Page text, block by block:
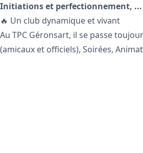
Initiations et perfectionnement, ...
🔥 Un club dynamique et vivant
Au TPC Géronsart, il se passe
(amicaux et officiels), Soirées,